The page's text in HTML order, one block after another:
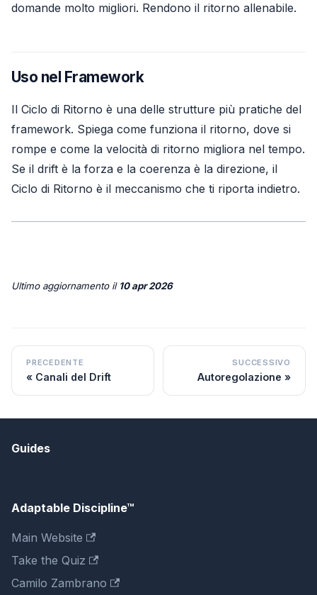
domande molto migliori. Rendono il ritorno allenabile.
Uso nel Framework
Il Ciclo di Ritorno è una delle strutture più pratiche del
framework. Spiega come funziona il ritorno, dove si
rompe e come la velocità di ritorno migliora nel tempo.
Se il drift è la forza e la coerenza è la direzione, il
Ciclo di Ritorno è il meccanismo che ti riporta indietro.
Ultimo aggiornamentoil 10 apr 2026
PRECEDENTE
Canali del Drift
SUCCESSIVO
Autoregolazione
Guides
Adaptable Discipline™
Main Website
Take the Quiz
Camilo Zambrano